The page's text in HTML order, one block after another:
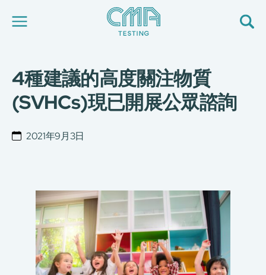
關於我們
我們的服務
最新消息
環球支援
工廠服務預約
EN
日
繁
4種建議的高度關注物質
(SVHCs)現已開展公眾諮詢
2021年9月3日